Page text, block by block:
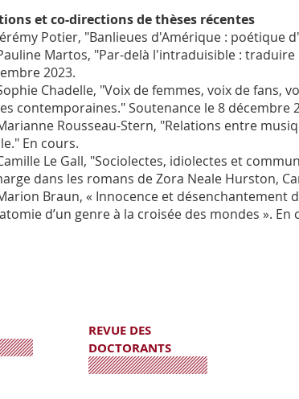
et co-directions de thèses récentes
Potier, "Banlieues d'Amérique : poétique
Martos, "Par-delà l'intraduisible :
2023.
Chadelle, "Voix de femmes, voix de fans,
contemporaines." Soutenance le 8 décembre
Rousseau-Stern, "Relations entre
En cours.
Le Gall, "Sociolectes, idiolectes et
dans les romans de Zora Neale Hurston,
Braun, « Innocence et désenchantement
d’un genre à la croisée des mondes ». En
REVUE DES
DOCTORANTS